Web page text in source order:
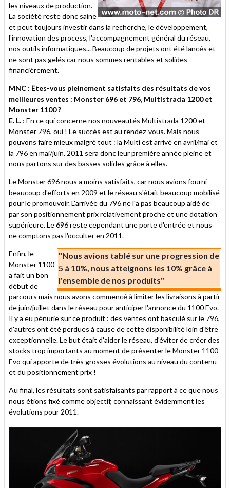
les niveaux de production.
La société reste donc saine
et peut toujours investir dans la recherche, le développement,
l'innovation des process, l'accompagnement général du réseau,
nos outils informatiques... Beaucoup de projets ont été lancés et
ne sont pas gelés car nous sommes rentables et solides
financièrement.
MNC : Êtes-vous pleinement satisfaits des résultats de vos
meilleures ventes : Monster 696 et 796, Multistrada 1200 et
Monster 1100 ?
E. L. : En ce qui concerne nos nouveautés Multistrada 1200 et
Monster 796, oui ! Le succès est au rendez-vous. Mais nous
pouvons faire mieux malgré tout : la Multi est arrivé en avril/mai et
la 796 en mai/juin. 2011 sera donc leur première année pleine et
nous partons sur des basses solides grâce à elles.
Le Monster 696 nous a moins satisfaits, car nous avions fourni
beaucoup d'efforts en 2009 et le réseau s'était beaucoup mobilisé
pour le promouvoir. L'arrivée du 796 ne l'a pas beaucoup aidé de
par son positionnement prix relativement proche et une dotation
supérieure. Le 696 reste cependant une porte d'entrée et nous
ne comptons pas l'occulter en 2011.
"Nous avions tablé sur une progression de
5 à 10%, nous atteignons les 10% grâce à
l'ensemble de nos produits"
Enfin, le
Monster 1100
a fait un bon
début de
parcours mais nous avons commencé à limiter les livraisons à partir
de juin/juillet dans le réseau pour anticiper l'annonce du 1100 Evo.
Il y a eu pénurie sur ce produit : des ventes ont basculé sur le 796,
d'autres ont été perdues à cause de cette disponibilité loin d'être
exceptionnelle. Le but était d'aider le réseau, d'éviter de créer des
stocks trop importants au moment de présenter le Monster 1100
Evo qui apporte de très grosses évolutions au niveau du contenu
et du positionnement prix !
Au final, les résultats sont satisfaisants par rapport à ce que nous
nous étions fixé comme objectif, connaissant évidemment les
évolutions pour 2011.